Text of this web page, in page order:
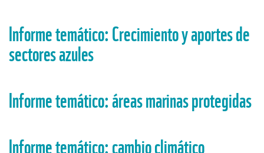
Informe temático: Crecimiento y aportes de
sectores azules
Informe temático: áreas marinas protegidas
Informe temático: cambio climático